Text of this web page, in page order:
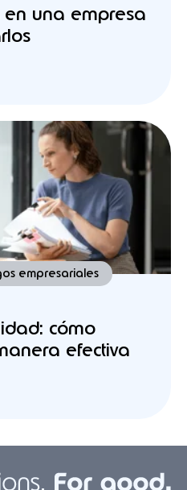
una empresa
empresariales
cómo
efectiva